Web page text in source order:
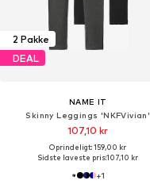
2 Pakke
DEAL
NAME IT
Skinny Leggings 'NKFVivian'
107,10 kr
Oprindeligt: 159,00 kr
Sidste laveste pris:107,10 kr
+1